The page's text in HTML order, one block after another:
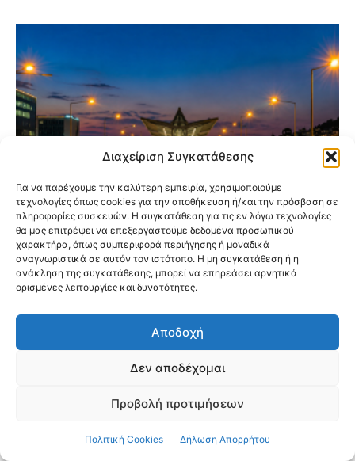
Διαχείριση Συγκατάθεσης
Για να παρέχουμε την καλύτερη εμπειρία, χρησιμοποιούμε
τεχνολογίες όπως cookies για την αποθήκευση ή/και την πρόσβαση σε
πληροφορίες συσκευών. Η συγκατάθεση για τις εν λόγω τεχνολογίες
θα μας επιτρέψει να επεξεργαστούμε δεδομένα προσωπικού
χαρακτήρα, όπως συμπεριφορά περιήγησης ή μοναδικά
αναγνωριστικά σε αυτόν τον ιστότοπο. Η μη συγκατάθεση ή η
ανάκληση της συγκατάθεσης, μπορεί να επηρεάσει αρνητικά
ορισμένες λειτουργίες και δυνατότητες.
Αποδοχή
Δεν αποδέχομαι
Προβολή προτιμήσεων
Πολιτική Cookies Δήλωση Απορρήτου
Προαστιακός: Αναβαθμίζονται 5 σταθμοί
στην Αττική – Οι αλλαγές που έρχονται για
τους επιβάτες